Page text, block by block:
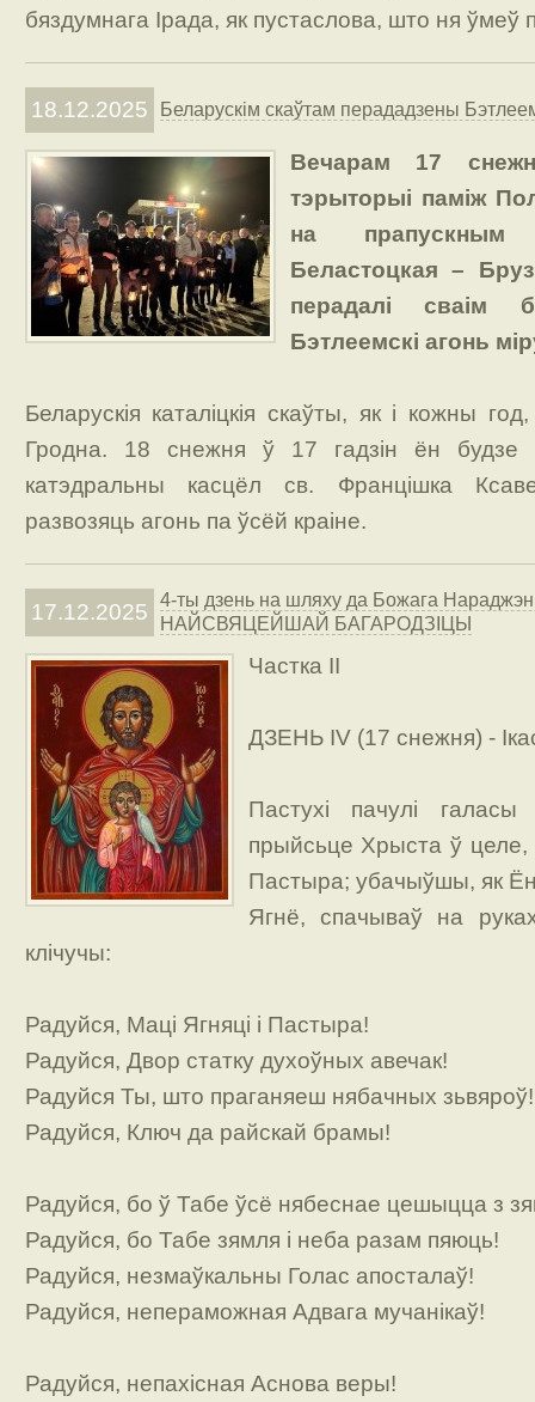
бяздумнага Ірада, як пустаслова, што ня ўмеў
18.12.2025 Беларускім скаўтам перададзены
Вечарам 17
тэрыторыі паміж
на прапускным
Беластоцкая –
перадалі сваім
Бэтлеемскі агонь
Беларускія каталіцкія скаўты, як і кожны
Гродна. 18 снежня ў 17 гадзін ён будзе
катэдральны касцёл св. Францішка
развозяць агонь па ўсёй краіне.
17.12.2025
4-ты дзень на шляху да Божага
НАЙСВЯЦЕЙШАЙ БАГАРОДЗІЦЫ
Частка II
ДЗЕНЬ IV (17 снежня) -
Пастухі пачулі галасы
прыйсьце Хрыста ў целе,
Пастыра; убачыўшы, як
Ягнё, спачываў на
клічучы:
Радуйся, Маці Ягняці і Пастыра!
Радуйся, Двор статку духоўных авечак!
Радуйся Ты, што праганяеш нябачных
Радуйся, Ключ да райскай брамы!
Радуйся, бо ў Табе ўсё нябеснае цешыцца з
Радуйся, бо Табе зямля і неба разам пяюць!
Радуйся, незмаўкальны Голас апосталаў!
Радуйся, непераможная Адвага мучанікаў!
Радуйся, непахісная Аснова веры!